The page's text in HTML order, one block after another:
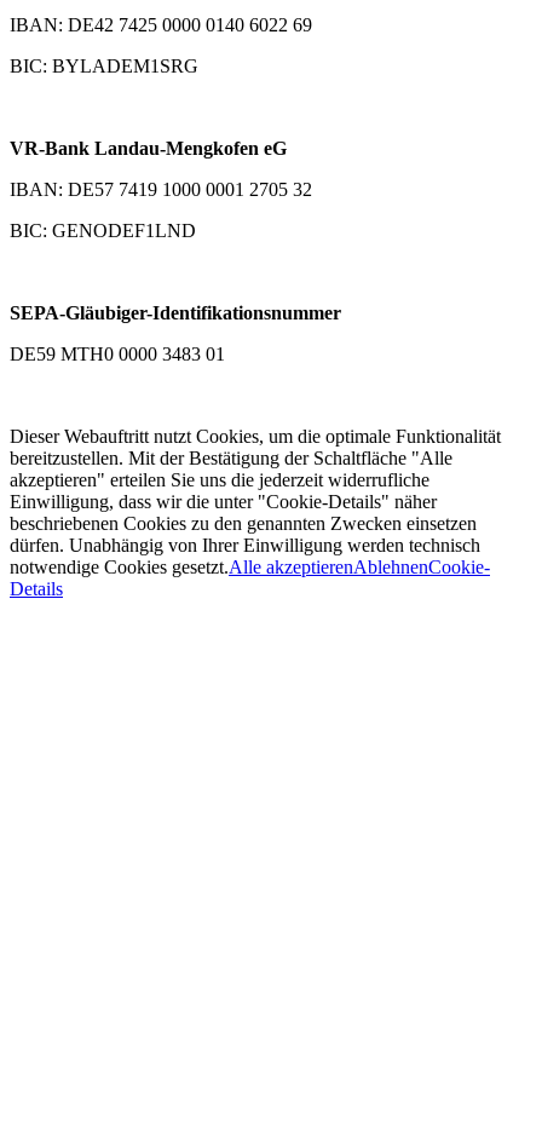
IBAN: DE42 7425 0000 0140 6022 69
BIC: BYLADEM1SRG
VR-Bank Landau-Mengkofen eG
IBAN: DE57 7419 1000 0001 2705 32
BIC: GENODEF1LND
SEPA-Gläubiger-Identifikationsnummer
DE59 MTH0 0000 3483 01
Dieser Webauftritt nutzt Cookies, um die optimale Funktionalität
bereitzustellen. Mit der Bestätigung der Schaltfläche "Alle
akzeptieren" erteilen Sie uns die jederzeit widerrufliche
Einwilligung, dass wir die unter "Cookie-Details" näher
beschriebenen Cookies zu den genannten Zwecken einsetzen
dürfen. Unabhängig von Ihrer Einwilligung werden technisch
notwendige Cookies gesetzt.Alle akzeptierenAblehnenCookie-
Details